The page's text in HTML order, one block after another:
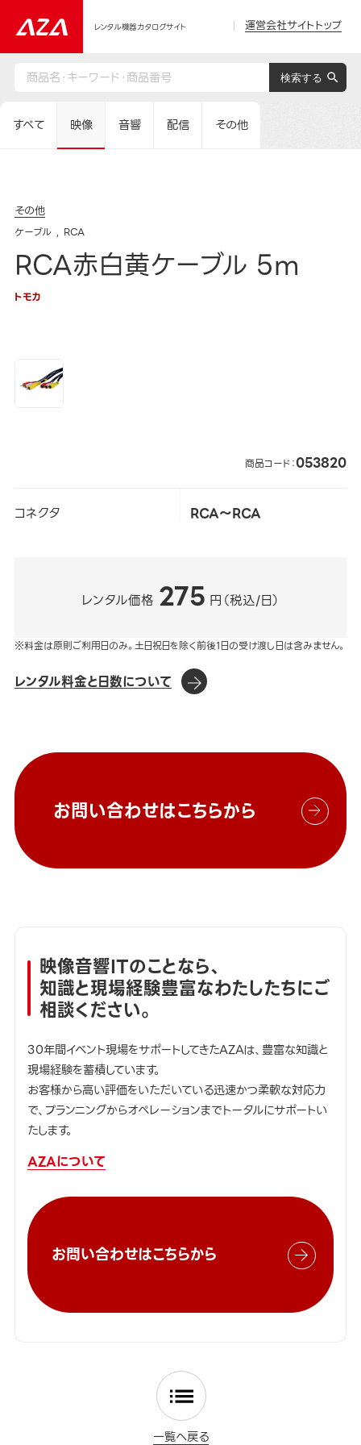
レンタル機器カタログサイト 運営会社サイトトップ
すべて 映像 音響 配信 その他
その他
ケーブル RCA
RCA赤白黄ケーブル 5m
トモカ
商品コード：053820
コネクタ RCA～RCA
レンタル価格 275 円（税込/日）
※料金は原則ご利用日のみ。土日祝日を除く前後1日の受け渡し日は含みません。
レンタル料金と日数について
お問い合わせはこちらから
映像音響ITのことなら、
知識と現場経験豊富なわたしたちにご
相談ください。
30年間イベント現場をサポートしてきたAZAは、豊富な知識と
現場経験を蓄積しています。
お客様から高い評価をいただいている迅速かつ柔軟な対応力
で、プランニングからオペレーションまでトータルにサポートい
たします。
AZAについて
お問い合わせはこちらから
一覧へ戻る